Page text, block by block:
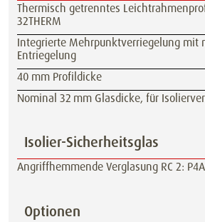
Thermisch getrenntes
32THERM
Integrierte Mehrpunktverriegelung mit
Entriegelung
40 mm Profildicke
Nominal 32 mm Glasdicke, für
Isolier-Sicherheitsglas
Angriffhemmende Verglasung RC 2:
Optionen